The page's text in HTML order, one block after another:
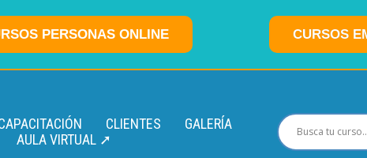
PERSONAS ONLINE CURSOS
CLIENTES
GALERÍA
AULA VIRTUAL ➚